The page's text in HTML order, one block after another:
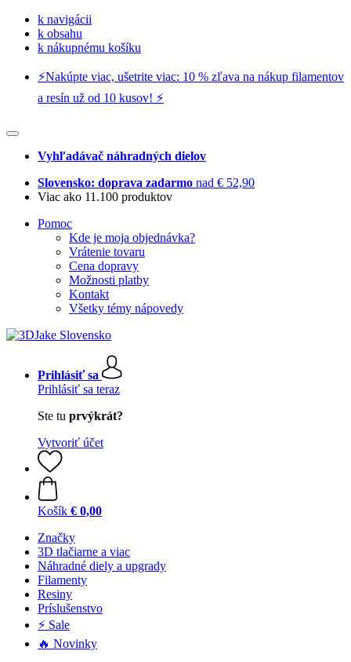
k navigácii
k obsahu
k nákupnému košíku
⚡️Nakúpte viac, ušetrite viac: 10 % zľava na nákup filamentov
a resín už od 10 kusov! ⚡️
Vyhľadávač náhradných dielov
Slovensko: doprava zadarmo nad € 52,90
Viac ako 11.100 produktov
Pomoc
Kde je moja objednávka?
Vrátenie tovaru
Cena dopravy
Možnosti platby
Kontakt
Všetky témy nápovedy
Prihlásiť sa
Prihlásiť sa teraz
Ste tu prvýkrát?
Vytvoriť účet
Košík € 0,00
Značky
3D tlačiarne a viac
Náhradné diely a upgrady
Filamenty
Resiny
Príslušenstvo
⚡ Sale
🔥 Novinky